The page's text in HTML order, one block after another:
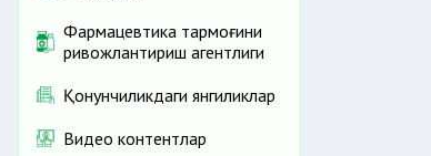
Фармацевтика тармоғини
ривожлантириш агентлиги
Қонунчиликдаги янгиликлар
Видео контентлар